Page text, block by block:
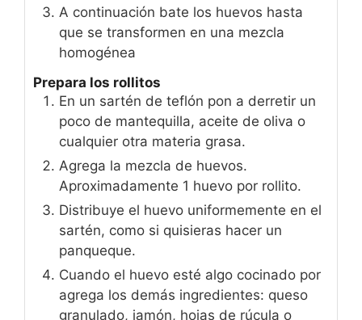
A continuación bate los huevos hasta
que se transformen en una mezcla
homogénea
Prepara los rollitos
En un sartén de teflón pon a derretir un
poco de mantequilla, aceite de oliva o
cualquier otra materia grasa.
Agrega la mezcla de huevos.
Aproximadamente 1 huevo por rollito.
Distribuye el huevo uniformemente en el
sartén, como si quisieras hacer un
panqueque.
Cuando el huevo esté algo cocinado por
agrega los demás ingredientes: queso
granulado, jamón, hojas de rúcula o